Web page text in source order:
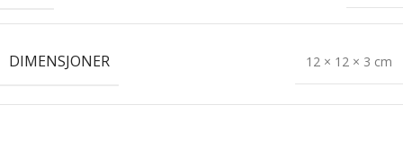
DIMENSJONER 12 × 12 × 3 cm